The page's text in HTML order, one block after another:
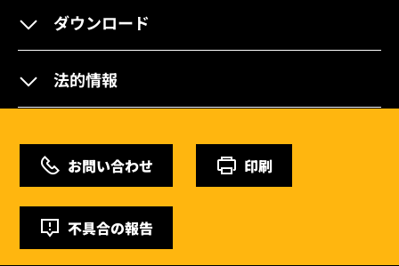
ダウンロード
法的情報
お問い合わせ 印刷
不具合の報告